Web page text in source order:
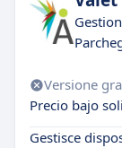
Versione
Precio bajo
Gestisce